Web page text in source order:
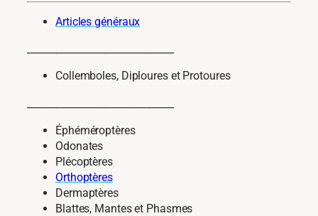
Articles généraux
Collemboles, Diploures et Protoures
Éphéméroptères
Odonates
Plécoptères
Orthoptères
Dermaptères
Blattes, Mantes et Phasmes